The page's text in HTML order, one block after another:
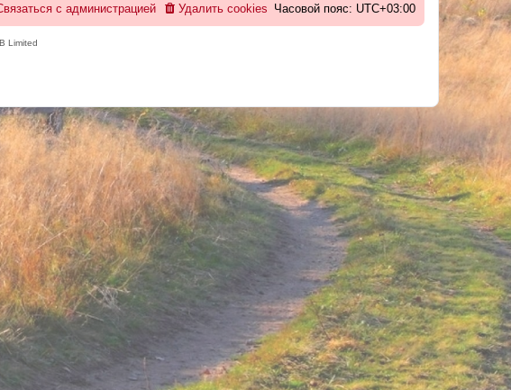
Часовой пояс: UTC+03:00
Удалить cookies
с администрацией
Limited